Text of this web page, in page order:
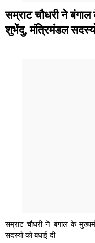
सम्राट चौधरी ने
शुभेंदु, मंत्रिमंडल
सम्राट चौधरी ने बंगाल के
सदस्यों को बधाई दी